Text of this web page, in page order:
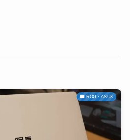
ROG・ASUS